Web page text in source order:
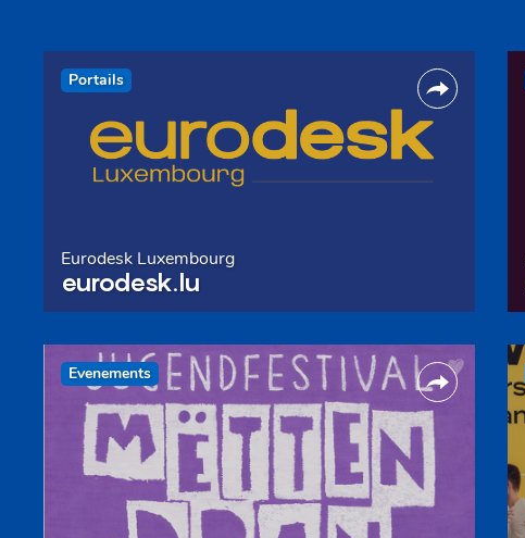
Portails
Eurodesk Luxembourg
eurodesk.lu
Evenements